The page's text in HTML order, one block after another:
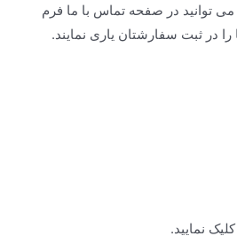
توانید در صفحه تماس با ما فرم
در ثبت سفارشتان یاری نمایند.
نمایید.